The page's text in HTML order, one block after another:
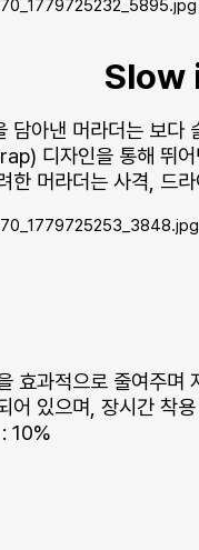
Slow
담아낸 머라더는 보
디자인을 통해 뛰
한 머라더는 사격, 드
효과적으로 줄여주
어 있으며, 장시간 착
10%